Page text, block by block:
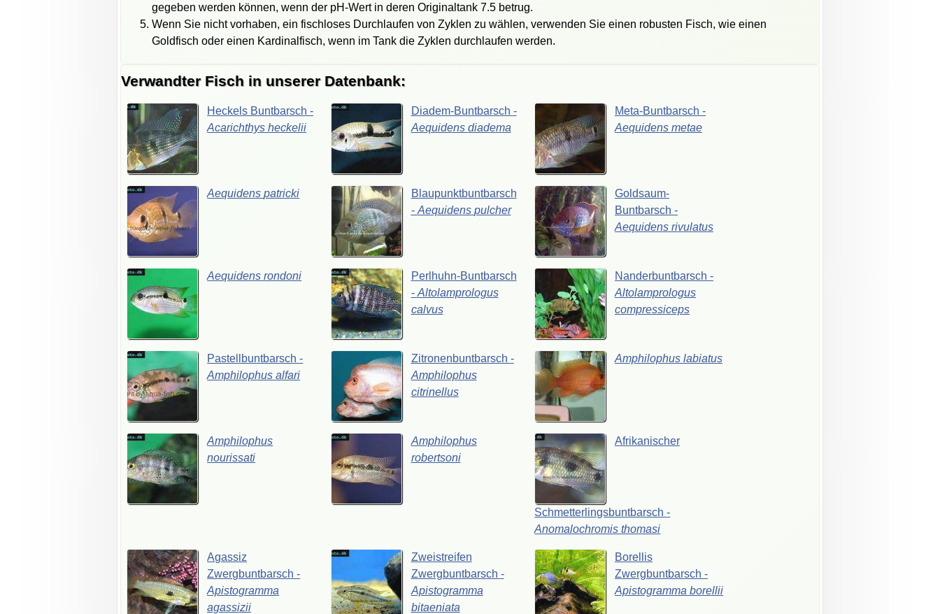
gegeben werden können, wenn der pH-Wert in deren Originaltank 7.5 betrug.
Wenn Sie nicht vorhaben, ein fischloses Durchlaufen von Zyklen zu wählen, verwenden Sie einen robusten Fisch, wie einen
Goldfisch oder einen Kardinalfisch, wenn im Tank die Zyklen durchlaufen werden.
Verwandter Fisch in unserer Datenbank:
Heckels Buntbarsch-
Acarichthysheckelii
Diadem-Buntbarsch -
Aequidens diadema
Meta-Buntbarsch -
Aequidens metae
Aequidenspatricki
Blaupunktbuntbarsch
- Aequidens pulcher
Goldsaum-
Buntbarsch -
Aequidens rivulatus
Aequidensrondoni
Perlhuhn-Buntbarsch
- Altolamprologus
calvus
Nanderbuntbarsch -
Altolamprologus
compressiceps
Pastellbuntbarsch-
Amphilophusalfari
Zitronenbuntbarsch -
Amphilophus
citrinellus
Amphilophus labiatus
Amphilophus
nourissati
Amphilophus
robertsoni
Afrikanischer
Schmetterlingsbuntbarsch-
Anomalochromisthomasi
Agassiz
Zwergbuntbarsch-
Apistogramma
agassizii
Zweistreifen
Zwergbuntbarsch -
Apistogramma
bitaeniata
Borellis
Zwergbuntbarsch -
Apistogramma borellii